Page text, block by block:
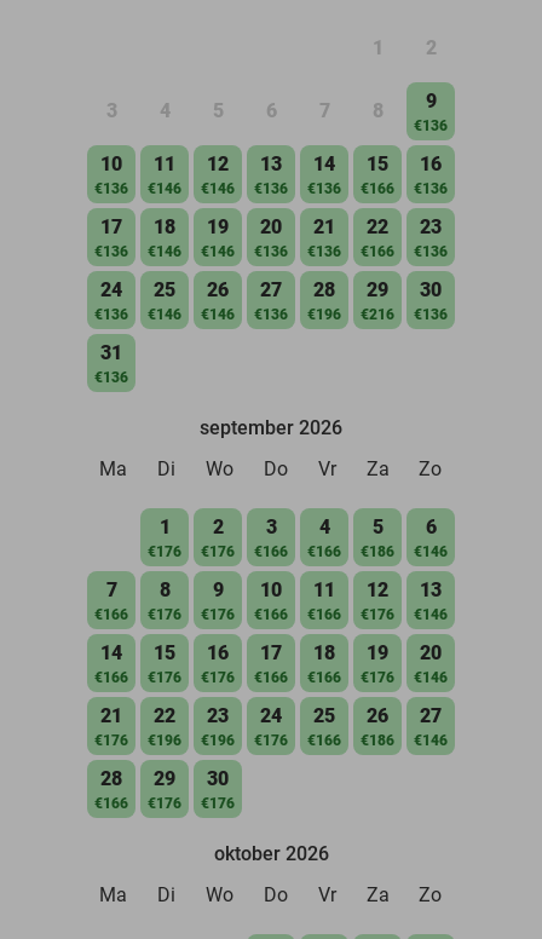
1 2
3 4 5 6 7 8 9
€136
10
€136
11
€146
12
€146
13
€136
14
€136
15
€166
16
€136
17
€136
18
€146
19
€146
20
€136
21
€136
22
€166
23
€136
24
€136
25
€146
26
€146
27
€136
28
€196
29
€216
30
€136
31
€136
september 2026
Ma
Di Wo Do Vr Za Zo
1
€176
2
€176
3
€166
4
€166
5
€186
6
€146
7
€166
8
€176
9
€176
10
€166
11
€166
12
€176
13
€146
14
€166
15
€176
16
€176
17
€166
18
€166
19
€176
20
€146
21
€176
22
€196
23
€196
24
€176
25
€166
26
€186
27
€146
28
€166
29
€176
30
€176
oktober 2026
Ma
Di Wo Do Vr Za Zo